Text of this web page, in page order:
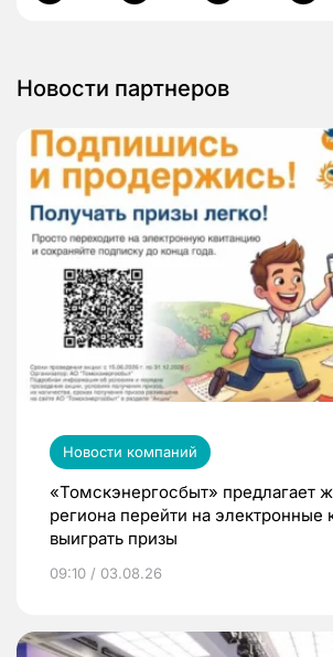
Новости партнеров
Новости компаний
«Томскэнергосбыт» предлагает
региона перейти на электронные
выиграть призы
09:10 / 03.08.26